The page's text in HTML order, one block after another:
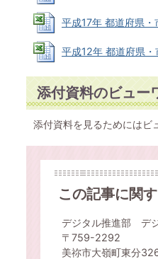
平成17年 都道府県
平成12年 都道府県
添付資料のビュー
添付資料を見るためにはビ
この記事に関
デジタル推進部 デ
〒759-2292
美祢市大嶺町東分